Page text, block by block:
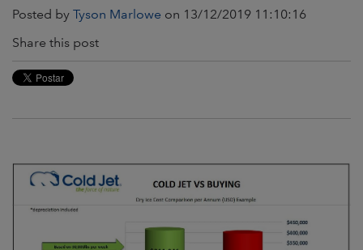
Posted by Tyson Marlowe on 13/12/2019 11:10:16
Share this post